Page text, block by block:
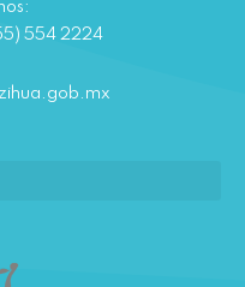
554 2224